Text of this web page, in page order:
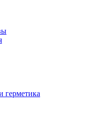
герметика